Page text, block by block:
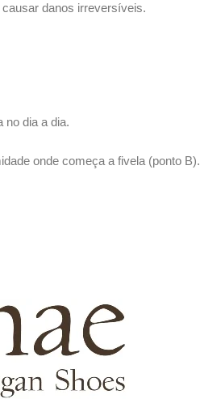
danos irreversíveis.
no dia a dia.
onde começa a fivela (ponto B).